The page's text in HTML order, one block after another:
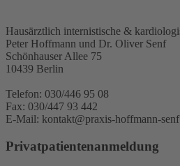
Hausärztlich internistische &
Peter Hoffmann und Dr. Oliver Senf
Schönhauser Allee 75
10439 Berlin
Telefon: 030/446 95 08
Fax: 030/447 93 442
E-Mail: kontakt@praxis-hoffmann-
Privatpatientenanmeldung